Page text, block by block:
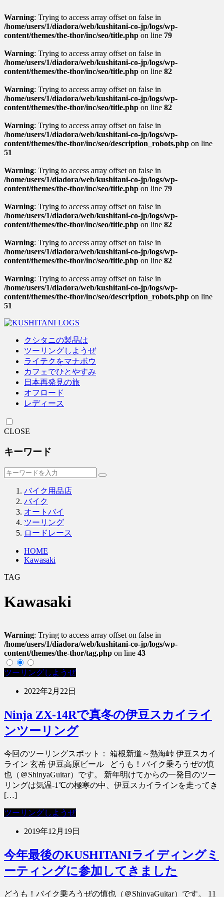
Warning: Trying to access array offset on false in
/home/users/1/diadora/web/kushitani-co-jp/logs/wp-
content/themes/the-thor/inc/seo/title.php on line 79
Warning: Trying to access array offset on false in
/home/users/1/diadora/web/kushitani-co-jp/logs/wp-
content/themes/the-thor/inc/seo/title.php on line 82
Warning: Trying to access array offset on false in
/home/users/1/diadora/web/kushitani-co-jp/logs/wp-
content/themes/the-thor/inc/seo/title.php on line 82
Warning: Trying to access array offset on false in
/home/users/1/diadora/web/kushitani-co-jp/logs/wp-
content/themes/the-thor/inc/seo/description_robots.php on line
51
Warning: Trying to access array offset on false in
/home/users/1/diadora/web/kushitani-co-jp/logs/wp-
content/themes/the-thor/inc/seo/title.php on line 79
Warning: Trying to access array offset on false in
/home/users/1/diadora/web/kushitani-co-jp/logs/wp-
content/themes/the-thor/inc/seo/title.php on line 82
Warning: Trying to access array offset on false in
/home/users/1/diadora/web/kushitani-co-jp/logs/wp-
content/themes/the-thor/inc/seo/title.php on line 82
Warning: Trying to access array offset on false in
/home/users/1/diadora/web/kushitani-co-jp/logs/wp-
content/themes/the-thor/inc/seo/description_robots.php on line
51
クシタニの製品は
ツーリングしようぜ
ライテクをマナボウ
カフェでひとやすみ
日本再発見の旅
オフロード
レディース
CLOSE
キーワード
バイク用品店
バイク
オートバイ
ツーリング
ロードレース
HOME
Kawasaki
TAG
Kawasaki
Warning: Trying to access array offset on false in
/home/users/1/diadora/web/kushitani-co-jp/logs/wp-
content/themes/the-thor/tag.php on line 43
ツーリングしようぜ
2022年2月22日
Ninja ZX-14Rで真冬の伊豆スカイライ
ンツーリング
今回のツーリングスポット： 箱根新道～熱海峠 伊豆スカイ
ライン 玄岳 伊豆高原ビール どうも！バイク乗ろうぜの慎
也（＠ShinyaGuitar）です。 新年明けてからの一発目のツー
リングは気温-1℃の極寒の中、伊豆スカイラインを走ってき
[…]
ツーリングしようぜ
2019年12月19日
今年最後のKUSHITANIライディングミ
ーティングに参加してきました
どうも！バイク乗ろうぜの慎也（＠ShinyaGuitar）です。 11